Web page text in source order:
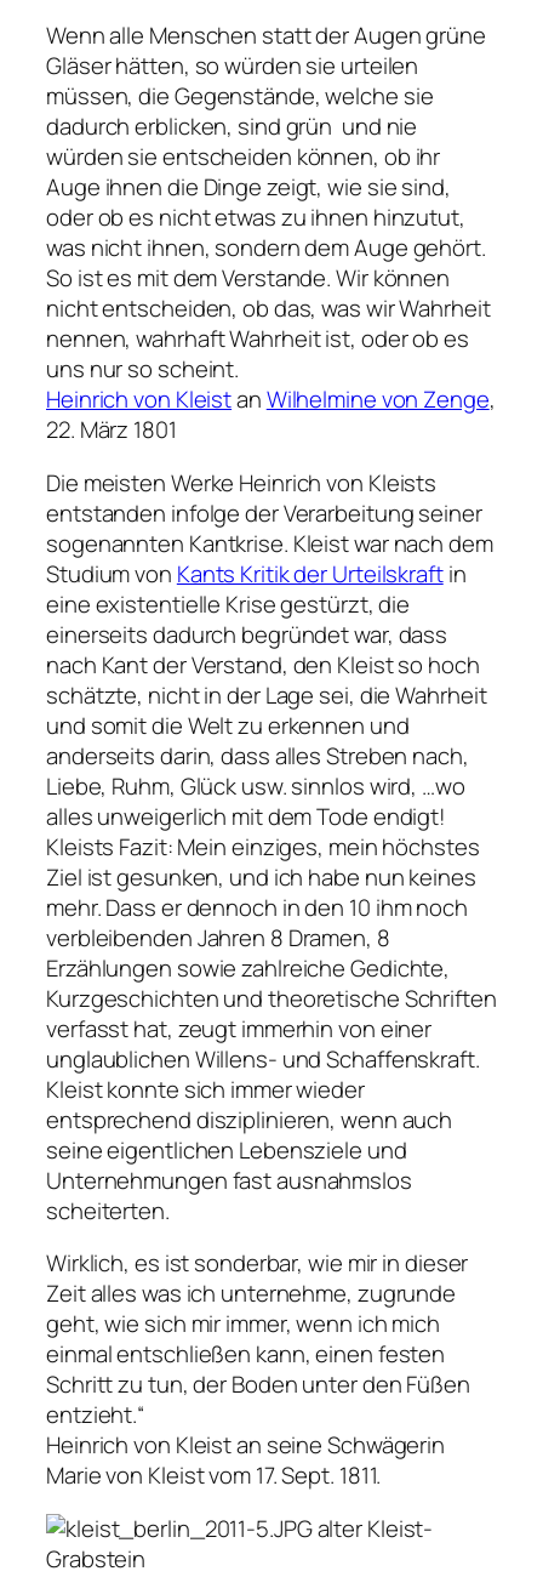
Wenn alle Menschen statt der Augen grüne
Gläser hätten, so würden sie urteilen
müssen, die Gegenstände, welche sie
dadurch erblicken, sind grün ­ und nie
würden sie entscheiden können, ob ihr
Auge ihnen die Dinge zeigt, wie sie sind,
oder ob es nicht etwas zu ihnen hinzutut,
was nicht ihnen, sondern dem Auge gehört.
So ist es mit dem Verstande. Wir können
nicht entscheiden, ob das, was wir Wahrheit
nennen, wahrhaft Wahrheit ist, oder ob es
uns nur so scheint.
Heinrich von KleistanWilhelmine von Zenge,
22. März 1801
Die meisten Werke Heinrich von Kleists
entstanden infolge der Verarbeitung seiner
sogenannten Kantkrise. Kleist war nach dem
Studium von Kants Kritik der Urteilskraftin
eine existentielle Krise gestürzt, die
einerseits dadurch begründet war, dass
nach Kant der Verstand, den Kleist so hoch
schätzte, nicht in der Lage sei, die Wahrheit
und somit die Welt zu erkennen und
anderseits darin, dass alles Streben nach,
Liebe, Ruhm, Glück usw.sinnlos wird, …wo
alles unweigerlich mit dem Tode endigt!
Kleists Fazit: Mein einziges, mein höchstes
Ziel ist gesunken, und ich habe nun keines
mehr.Dass er dennoch in den 10 ihm noch
verbleibenden Jahren 8 Dramen, 8
Erzählungen sowie zahlreiche Gedichte,
Kurzgeschichten und theoretische Schriften
verfasst hat, zeugt immerhin von einer
unglaublichen Willens- und Schaffenskraft.
Kleist konnte sich immer wieder
entsprechend disziplinieren, wenn auch
seine eigentlichen Lebensziele und
Unternehmungen fast ausnahmslos
scheiterten.
Wirklich, es ist sonderbar, wie mir in dieser
Zeit alles was ich unternehme, zugrunde
geht, wie sich mir immer, wenn ich mich
einmal entschließen kann, einen festen
Schritt zu tun, der Boden unter den Füßen
entzieht.“
Heinrich von Kleist an seine Schwägerin
Marie von Kleist vom 17. Sept. 1811.
alter Kleist-
Grabstein